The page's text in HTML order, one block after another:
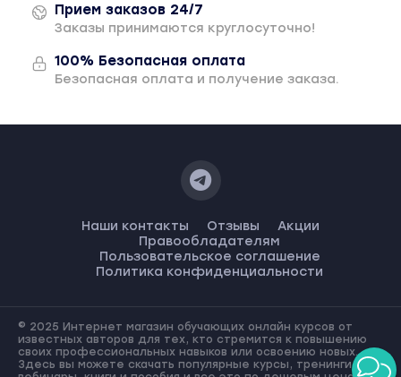
Прием заказов 24/7
Заказы принимаются круглосуточно!
100% Безопасная оплата
Безопасная оплата и получение заказа.
Наши контакты Отзывы
Акции
Правообладателям
Пользовательское соглашение
Политика конфиденциальности
© 2025 Интернет магазин обучающих онлайн курсов от
известных авторов для тех, кто стремится к повышению
своих профессиональных навыков или освоению новых.
Здесь вы можете скачать популярные курсы, тренинги,